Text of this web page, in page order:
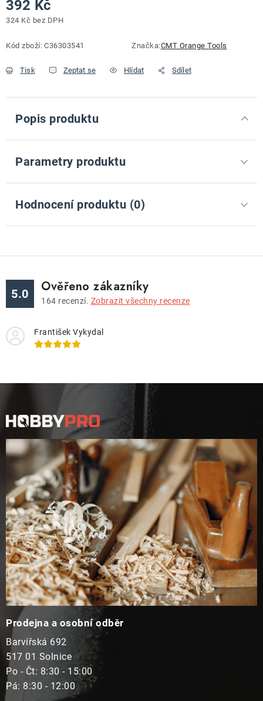
392 Kč
324 Kč bez DPH
Kód zboží: C36303541 Značka:CMT Orange Tools
Tisk Zeptat se Hlídat Sdílet
Popis produktu
Parametry produktu
Hodnocení produktu (0)
5.0 Ověřeno zákazníky
164 recenzí. Zobrazit všechny recenze
František Vykydal
p
a
Prodejna a osobní odběr
Barvířská 692
517 01 Solnice
Po - Čt: 8:30 - 15:00
Pá: 8:30 - 12:00